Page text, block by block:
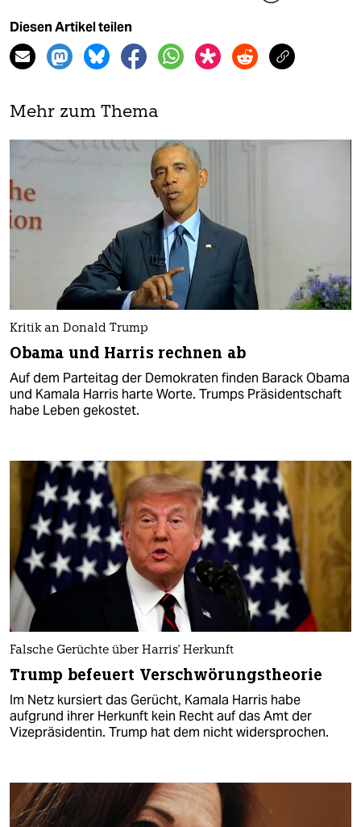
Diesen Artikel teilen
Mehr zum Thema
Kritik an Donald Trump
Obama und Harris rechnen ab
Auf dem Parteitag der Demokraten finden Barack Obama
und Kamala Harris harte Worte. Trumps Präsidentschaft
habe Leben gekostet.
Falsche Gerüchte über Harris' Herkunft
Trump befeuert Verschwörungstheorie
Im Netz kursiert das Gerücht, Kamala Harris habe
aufgrund ihrer Herkunft kein Recht auf das Amt der
Vizepräsidentin. Trump hat dem nicht widersprochen.